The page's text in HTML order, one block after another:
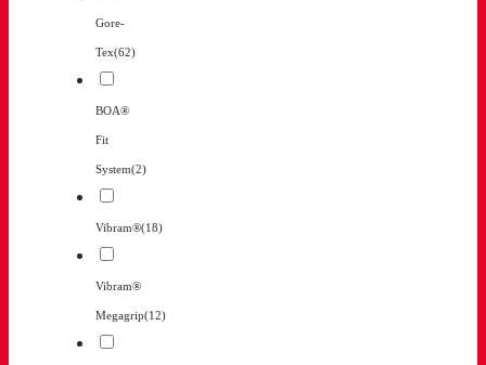
Gore-
Tex(62)
BOA®
Fit
System(2)
Vibram®(18)
Vibram®
Megagrip(12)